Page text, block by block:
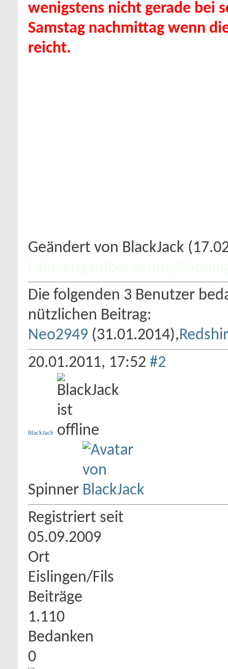
wenigstens nicht gerade bei
Samstag nachmittag wenn
reicht.
Geändert von BlackJack
Die folgenden 3 Benutzer
nützlichen Beitrag:
Neo2949 (31.01.2014),
20.01.2011, 17:52 #2
BlackJack
Spinner
Registriert seit
05.09.2009
Ort
Eislingen/Fils
Beiträge
1.110
Bedanken
0